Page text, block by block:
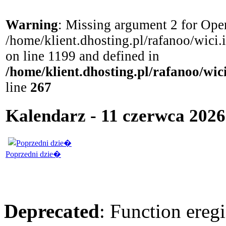
Warning: Missing argument 2 for
/home/klient.dhosting.pl/rafanoo/
on line 1199 and defined in
/home/klient.dhosting.pl/rafanoo/
line 267
Kalendarz - 11 czerwca
Poprzedni dzie�
Deprecated: Function